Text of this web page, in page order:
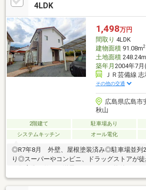
可能※シャワー付洗面化粧台 ※3口以上コンロ
ニング・クロス張替え予定 ※三田小学校約2
園約2 455ｍ
4LDK
1,498万円
間取り 4LDK
建物面積91.08m2
土地面積248.24m
築年月 2004年7
ＪＲ芸備線
その他の交通
広島県広島市
秋山
2階建て 駐車場あり
システムキッチン
オール電化
◎R7年8月 外壁、屋根塗装済み◎駐車場並列2
り◎スーパーやコンビニ、ドラッグストアが徒
な住宅街に佇む、洋風のおしゃれな物件です
わせください！